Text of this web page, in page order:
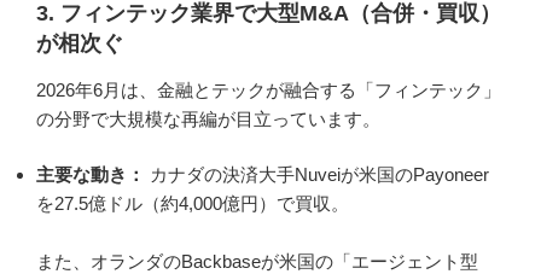
3. フィンテック業界で大型M&A（合併・買収）
が相次ぐ
2026年6月は、金融とテックが融合する「フィンテック」
の分野で大規模な再編が目立っています。
主要な動き：
カナダの決済大手Nuveiが米国のPayoneer
を27.5億ドル（約4,000億円）で買収。
また、オランダのBackbaseが米国の「エージェント型